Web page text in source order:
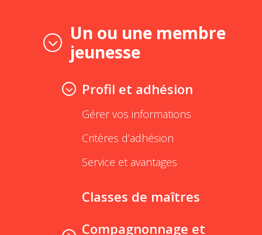
Un ou une membre
jeunesse
Profil et adhésion
Gérer vos informations
Critères d’adhésion
Service et avantages
Classes de maîtres
Compagnonnage et